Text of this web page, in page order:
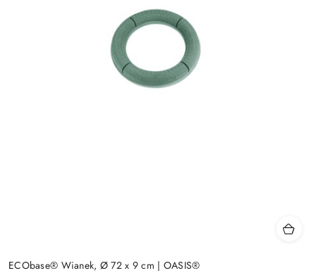
ECObase® Wianek, Ø 72 x 9 cm | OASIS®